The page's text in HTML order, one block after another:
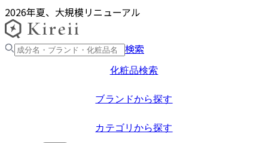
2026年夏、大規模リニューアル
検索
化粧品検索
ブランドから探す
カテゴリから探す